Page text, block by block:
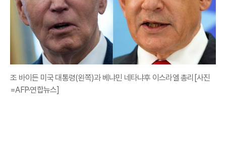
조 바이든 미국 대통령(왼쪽)과 베냐민 네타냐후 이스라엘 총리[사진
=AFP·연합뉴스]